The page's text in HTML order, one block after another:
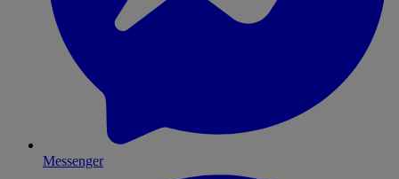
Messenger